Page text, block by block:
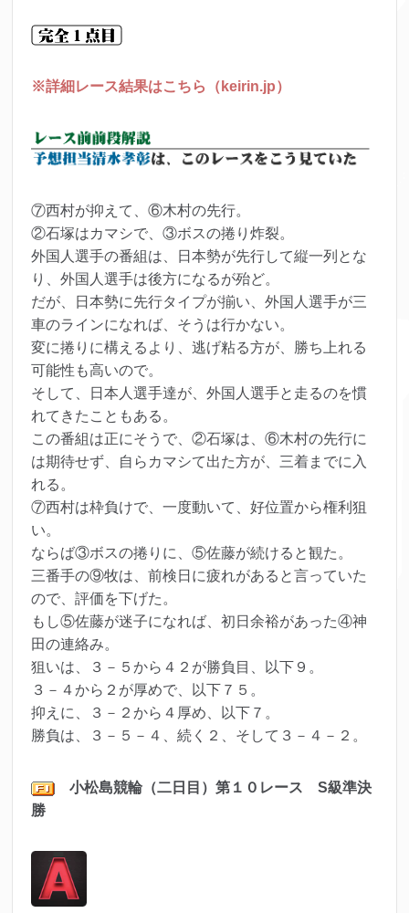
※詳細レース結果はこちら（keirin.jp）
⑦西村が抑えて、⑥木村の先行。
②石塚はカマシで、③ボスの捲り炸裂。
外国人選手の番組は、日本勢が先行して縦一列とな
り、外国人選手は後方になるが殆ど。
だが、日本勢に先行タイプが揃い、外国人選手が三
車のラインになれば、そうは行かない。
変に捲りに構えるより、逃げ粘る方が、勝ち上れる
可能性も高いので。
そして、日本人選手達が、外国人選手と走るのを慣
れてきたこともある。
この番組は正にそうで、②石塚は、⑥木村の先行に
は期待せず、自らカマシて出た方が、三着までに入
れる。
⑦西村は枠負けで、一度動いて、好位置から権利狙
い。
ならば③ボスの捲りに、⑤佐藤が続けると観た。
三番手の⑨牧は、前検日に疲れがあると言っていた
ので、評価を下げた。
もし⑤佐藤が迷子になれば、初日余裕があった④神
田の連絡み。
狙いは、３－５から４２が勝負目、以下９。
３－４から２が厚めで、以下７５。
抑えに、３－２から４厚め、以下７。
勝負は、３－５－４、続く２、そして３－４－２。
小松島競輪（二日目）第１０レース S級準決
勝